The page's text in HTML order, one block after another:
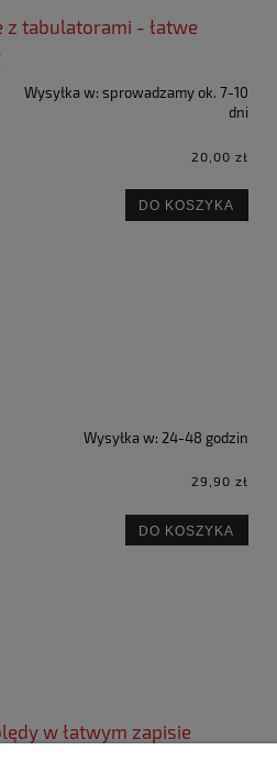
z tabulatorami - łatwe
Wysyłka w: sprowadzamy ok. 7-10
dni
20,00 zł
DO KOSZYKA
Wysyłka w: 24-48 godzin
29,90 zł
DO KOSZYKA
w łatwym zapisie